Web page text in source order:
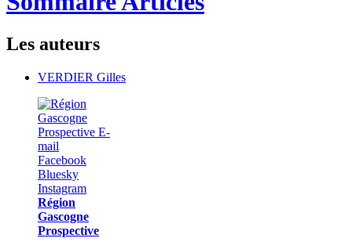
Les auteurs
VERDIER Gilles
Région
Gascogne
Prospective